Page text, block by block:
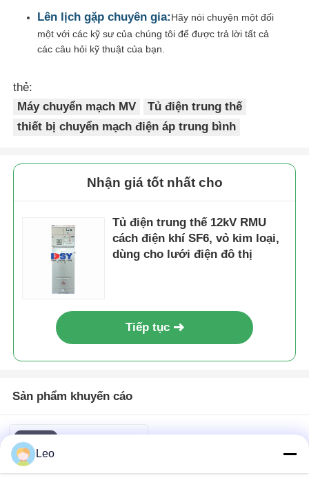
Lên lịch gặp chuyên gia:Hãy nói chuyện một đối
một với các kỹ sư của chúng tôi để được trả lời tất cả
các câu hỏi kỹ thuật của bạn.
thẻ:
Máy chuyển mạch MV
Tủ điện trung thế
thiết bị chuyển mạch điện áp trung bình
Nhận giá tốt nhất cho
Tủ điện trung thế 12kV RMU
cách điện khí SF6, vỏ kim loại,
dùng cho lưới điện đô thị
Tiếp tục
Sản phẩm khuyến cáo
Leo